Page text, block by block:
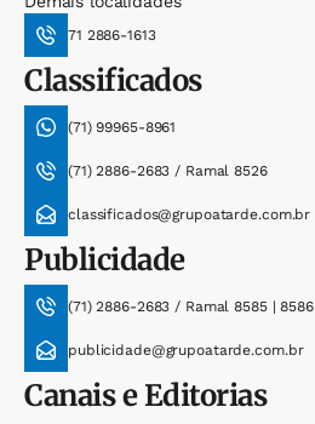
71 2886-1613
Classificados
(71) 99965-8961
(71) 2886-2683 / Ramal 8526
classificados@grupoatarde.com.br
Publicidade
(71) 2886-2683 / Ramal 8585 | 8586
publicidade@grupoatarde.com.br
Canais e Editorias